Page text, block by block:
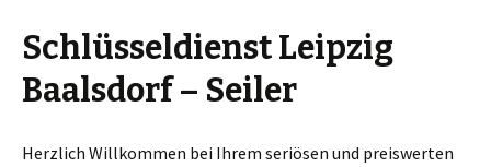
Schlüsseldienst Leipzig
Baalsdorf – Seiler
Herzlich Willkommen bei Ihrem seriösen und preiswerten